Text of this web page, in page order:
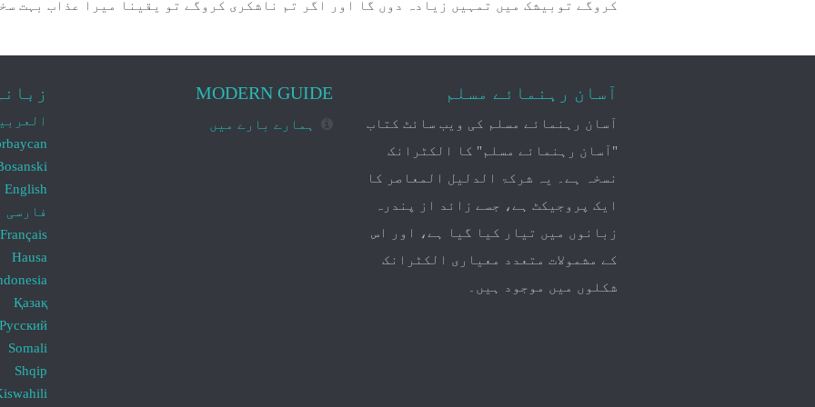
کروگے توبیشک میں تمہیں زیادہ دوں گا اور اگر تم ناشکری کروگے تو یقینا میرا عذاب بہت سخت
آسان رہنمائے مسلم
آسان رہنمائے مسلم کی ویب سائٹ کتاب
"آسان رہنمائے مسلم" کا الکٹرانک
نسخہ ہے۔ یہ شرکۃ الدلیل المعاصر کا
ایک پروجیکٹ ہے، جسے زائد از پندرہ
زبانوں میں تیار کیا گیا ہے، اور اس
کے مشمولات متعدد معیاری الکٹرانک
شکلوں میں موجود ہیں۔
MODERN GUIDE
ہمارے بارے میں
English
فارسی
Français
Hausa
Қазақ
Русский
Somali
Shqip